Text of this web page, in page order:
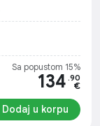
Sa popustom 15%
134 .90
€
Dodaj u korpu